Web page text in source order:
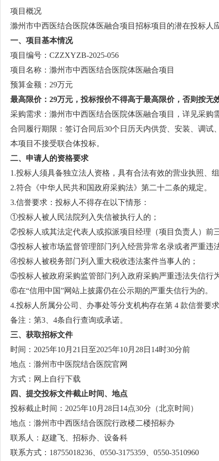
项目概况
滁州市中西医结合医院体医融合项目招标项目的潜在投标人
一、项目基本情况
项目编号：CZZXYZB-2025-056
项目名称：滁州市中西医结合医院体医融合项目
预算金额：29万元
最高限价： 29万元，投标报价不得高于最高限价，否则按无
采购需求：滁州市中西医结合医院体医融合项目，详见采购
合同履行期限：签订合同后30个日历天内供货、安装、调试
本项目不接受联合体投标。
二、申请人的资格要求
1.投标人须具备独立法人资格，具有合法有效的营业执照、
2.符合《中华人民共和国政府采购法》第二十二条的规定。
3.信誉要求：投标人不得存在以下情形：
①投标人被人民法院列入失信被执行人的；
②投标人或其法定代表人或拟派项目经理（项目负责人）前
③投标人被市场监督管理部门列入经营异常名录或者严重违
④投标人被税务部门列入重大税收违法案件当事人的；
⑤投标人被政府采购监管部门列入政府采购严重违法失信行
⑥在“信用中国”网站上披露仍在公示期的严重失信行为的。
4.投标人所属分公司、办事处等分支机构存在第 4 款信誉
备注：第3、4条自行查询或承诺。
三、获取招标文件
时间：2025年10月21日至2025年10月28日14时30分前
地点：滁州市中医院结合医院官网
方式：网上自行下载
四、提交投标文件截止时间、 地点
投标截止时间：2025年10月28日14点30分（北京时间）
地点：滁州市中西医结合医院行政楼二楼招标办
联系人：赵建飞、招标办、设备科
联系方式：18755018236、0550-3175359、0550-3510960